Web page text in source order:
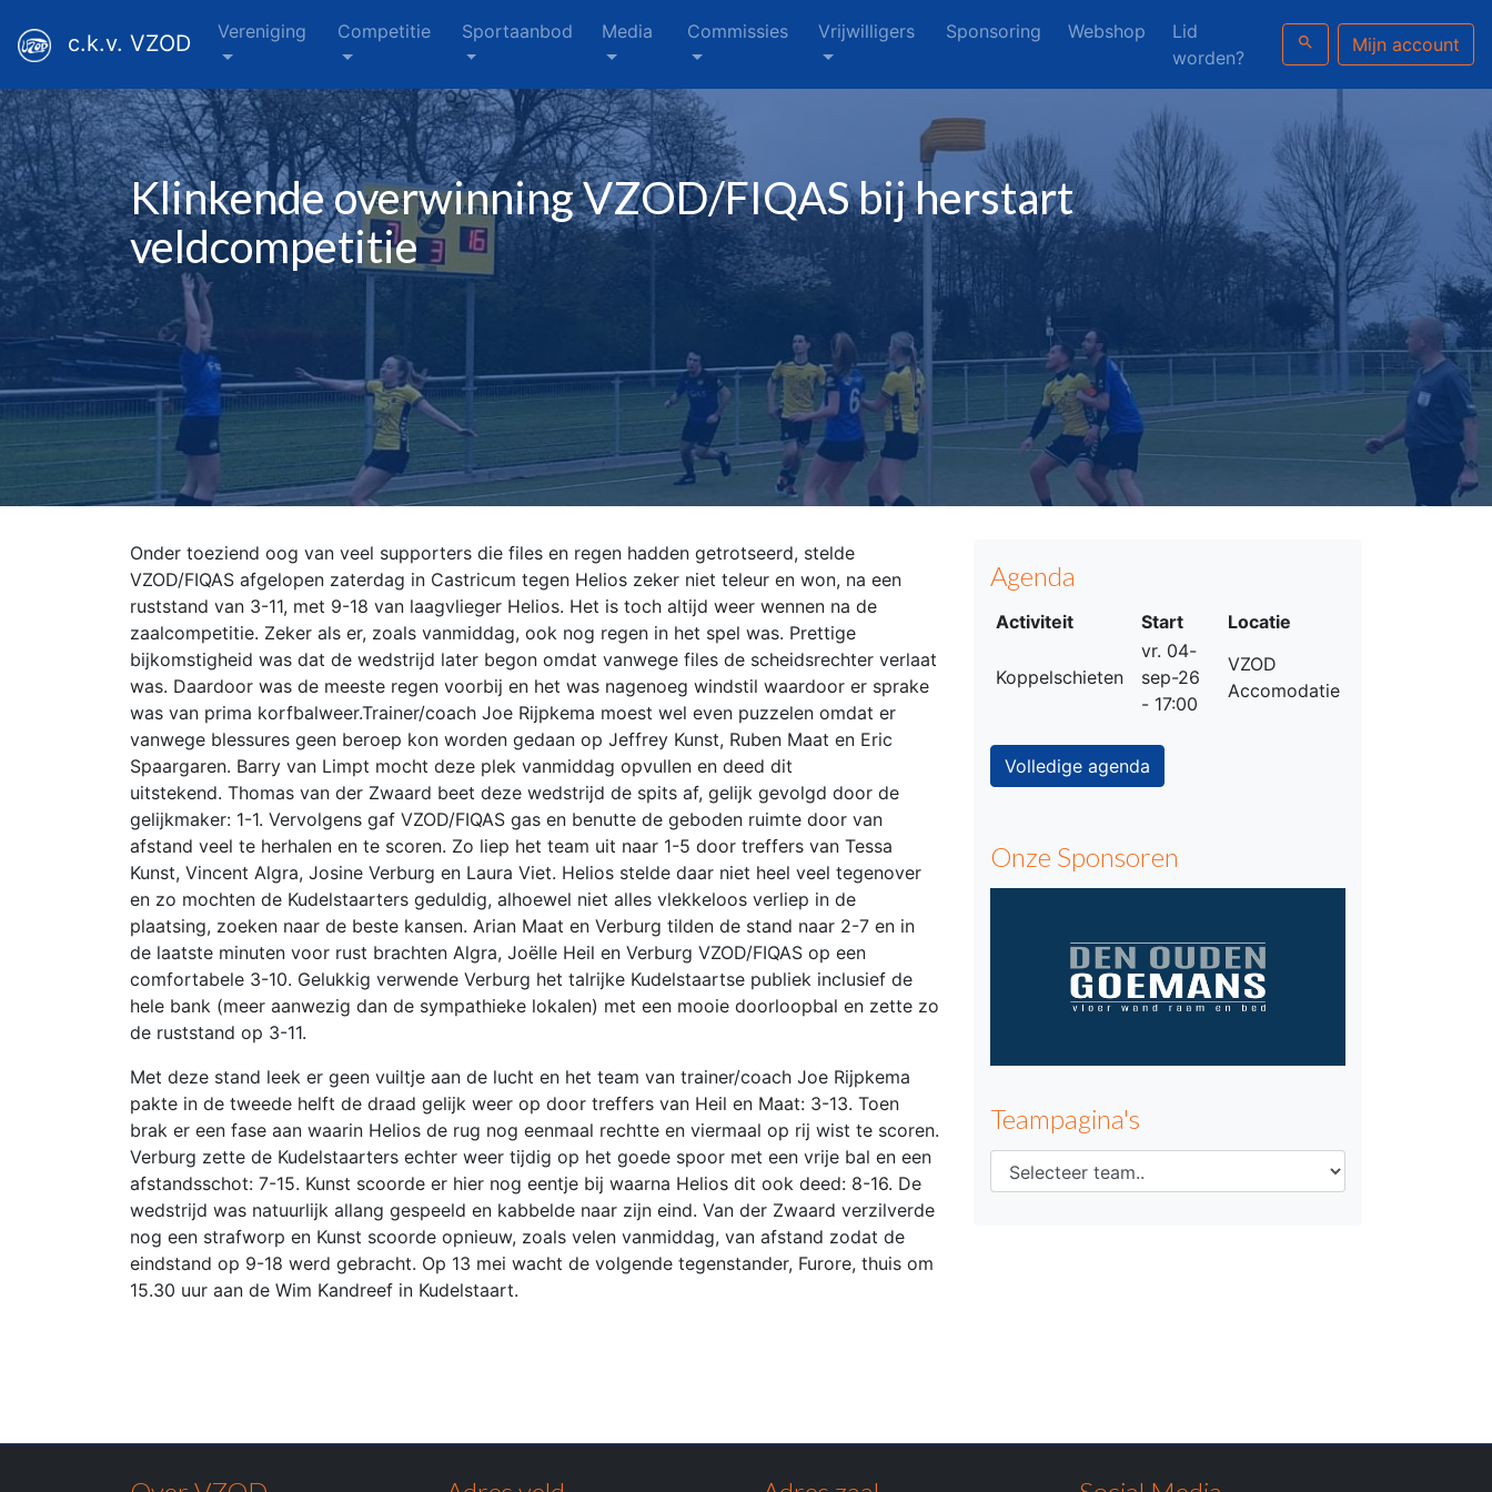
c.k.v. VZOD Vereniging Competitie Sportaanbod Media Commissies Vrijwilligers Sponsoring Webshop
Lid
worden?
search Mijn account
Klinkende overwinning VZOD/FIQAS bij herstart
veldcompetitie
Onder toeziend oog van veel supporters die files en regen hadden getrotseerd, stelde
VZOD/FIQAS afgelopen zaterdag in Castricum tegen Helios zeker niet teleur en won, na een
ruststand van 3-11, met 9-18 van laagvlieger Helios. Het is toch altijd weer wennen na de
zaalcompetitie. Zeker als er, zoals vanmiddag, ook nog regen in het spel was. Prettige
bijkomstigheid was dat de wedstrijd later begon omdat vanwege files de scheidsrechter verlaat
was. Daardoor was de meeste regen voorbij en het was nagenoeg windstil waardoor er sprake
was van prima korfbalweer.Trainer/coach Joe Rijpkema moest wel even puzzelen omdat er
vanwege blessures geen beroep kon worden gedaan op Jeffrey Kunst, Ruben Maat en Eric
Spaargaren. Barry van Limpt mocht deze plek vanmiddag opvullen en deed dit
uitstekend. Thomas van der Zwaard beet deze wedstrijd de spits af, gelijk gevolgd door de
gelijkmaker: 1-1. Vervolgens gaf VZOD/FIQAS gas en benutte de geboden ruimte door van
afstand veel te herhalen en te scoren. Zo liep het team uit naar 1-5 door treffers van Tessa
Kunst, Vincent Algra, Josine Verburg en Laura Viet. Helios stelde daar niet heel veel tegenover
en zo mochten de Kudelstaarters geduldig, alhoewel niet alles vlekkeloos verliep in de
plaatsing, zoeken naar de beste kansen. Arian Maat en Verburg tilden de stand naar 2-7 en in
de laatste minuten voor rust brachten Algra, Joëlle Heil en Verburg VZOD/FIQAS op een
comfortabele 3-10. Gelukkig verwende Verburg het talrijke Kudelstaartse publiek inclusief de
hele bank (meer aanwezig dan de sympathieke lokalen) met een mooie doorloopbal en zette zo
de ruststand op 3-11.
Met deze stand leek er geen vuiltje aan de lucht en het team van trainer/coach Joe Rijpkema
pakte in de tweede helft de draad gelijk weer op door treffers van Heil en Maat: 3-13. Toen
brak er een fase aan waarin Helios de rug nog eenmaal rechtte en viermaal op rij wist te scoren.
Verburg zette de Kudelstaarters echter weer tijdig op het goede spoor met een vrije bal en een
afstandsschot: 7-15. Kunst scoorde er hier nog eentje bij waarna Helios dit ook deed: 8-16. De
wedstrijd was natuurlijk allang gespeeld en kabbelde naar zijn eind. Van der Zwaard verzilverde
nog een strafworp en Kunst scoorde opnieuw, zoals velen vanmiddag, van afstand zodat de
eindstand op 9-18 werd gebracht. Op 13 mei wacht de volgende tegenstander, Furore, thuis om
15.30 uur aan de Wim Kandreef in Kudelstaart.
Agenda
Activiteit Start Locatie
Koppelschieten
vr. 04-
sep-26
- 17:00
VZOD
Accomodatie
Volledige agenda
Onze Sponsoren
Teampagina's